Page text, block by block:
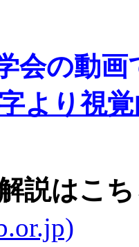
会の動
より視
説はこ